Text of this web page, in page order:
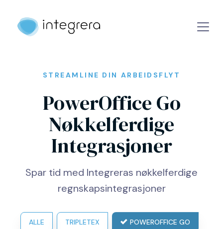
STREAMLINE DIN ARBEIDSFLYT
PowerOffice Go
Nøkkelferdige
Integrasjoner
Spar tid med Integreras nøkkelferdige
regnskapsintegrasjoner
ALLE TRIPLETEX POWEROFFICE GO